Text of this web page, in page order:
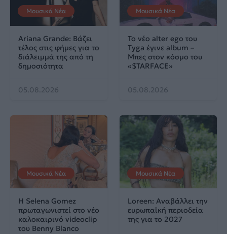
Μουσικά Νέα
Ariana Grande: Βάζει
τέλος στις φήμες για το
διάλειμμά της από τη
δημοσιότητα
05.08.2026
Μουσικά Νέα
Το νέο alter ego του
Tyga έγινε album –
Μπες στον κόσμο του
«$TARFACE»
05.08.2026
Μουσικά Νέα
Η Selena Gomez
πρωταγωνιστεί στο νέο
καλοκαιρινό videoclip
του Benny Blanco
Μουσικά Νέα
Loreen: Αναβάλλει την
ευρωπαϊκή περιοδεία
της για το 2027